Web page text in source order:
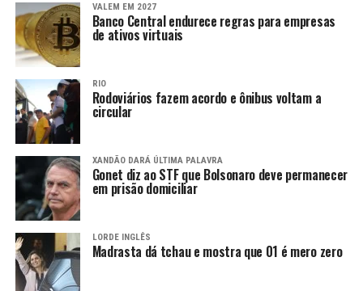
VALEM EM 2027
Banco Central endurece regras para empresas
de ativos virtuais
RIO
Rodoviários fazem acordo e ônibus voltam a
circular
XANDÃO DARÁ ÚLTIMA PALAVRA
Gonet diz ao STF que Bolsonaro deve permanecer
em prisão domiciliar
LORDE INGLÊS
Madrasta dá tchau e mostra que 01 é mero zero